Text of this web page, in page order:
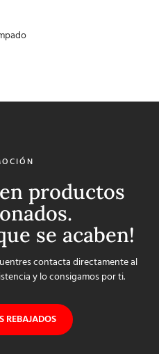
productos
se acaben!
contacta directamente al
y lo consigamos por ti.
REBAJADOS